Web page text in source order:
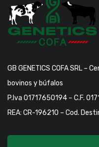
GB GENETICS COFA SRL –
bovinos y búfalos
P.Iva 01717650194 – C.F.
REA: CR-196210 – Cod.